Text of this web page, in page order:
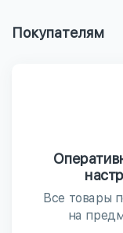
Покупателям
Все товары
на